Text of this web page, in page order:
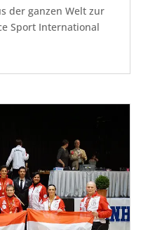
der ganzen Welt zur
Sport International